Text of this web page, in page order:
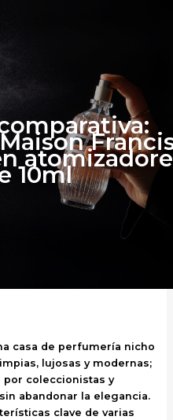
10ml
casa de perfumería nicho
lujosas y modernas;
por coleccionistas y
abandonar la elegancia.
clave de varias